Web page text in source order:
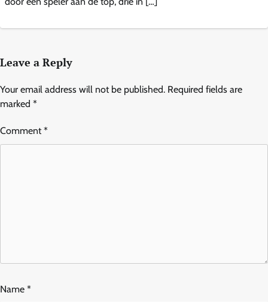
Leave a Reply
Your email address will not be published. Required fields are
marked *
Comment*
Name *